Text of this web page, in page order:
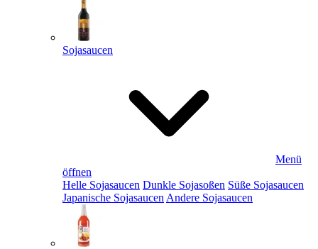
Sojasaucen
Menü
öffnen
Helle Sojasaucen Dunkle Sojasoßen Süße Sojasaucen
Japanische Sojasaucen Andere Sojasaucen